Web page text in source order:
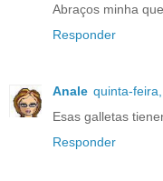
Abraços minha
Responder
Anale quinta-
Esas galletas
Responder